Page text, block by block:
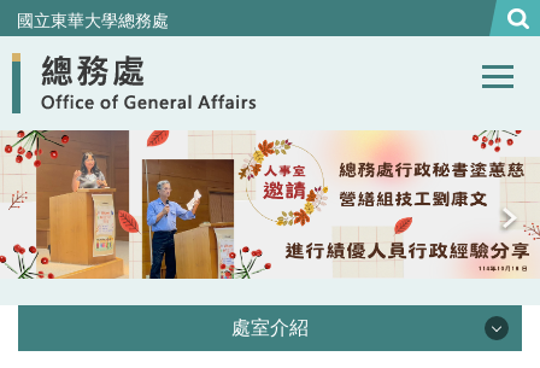
跳
到
主
內
容
區
國立東華大學總務處
處室介紹